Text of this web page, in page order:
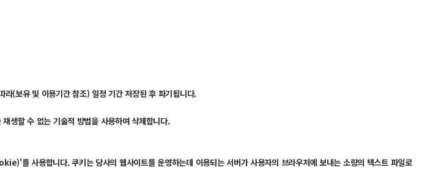
(보유 및 이용기간 참조) 일정 기간 저장된 후 파기됩니다.
생할 수 없는 기술적 방법을 사용하여 삭제합니다.
를 사용합니다. 쿠키는 당사의 웹사이트를 운영하는데 이용되는 서버가 사용자의 브라우저에 보내는 소량의 텍스트 파일로